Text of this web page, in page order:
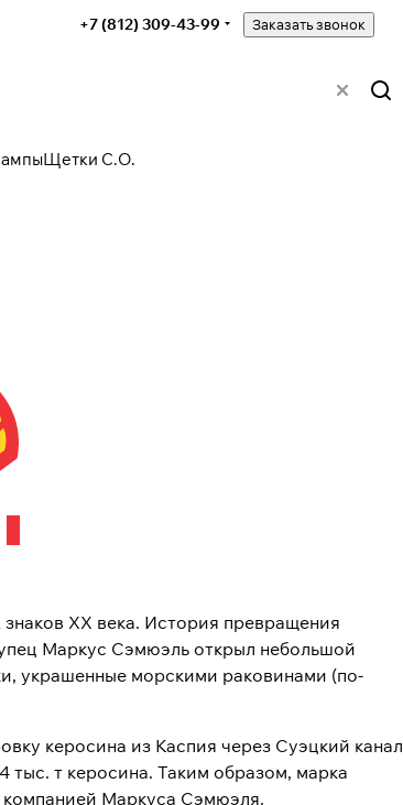
+7 (812) 309-43-99 Заказать звонок
Щетки С.О.
XX века. История превращения
Маркус Сэмюэль открыл небольшой
украшенные морскими раковинами (по-
керосина из Каспия через Суэцкий канал
тыс. т керосина. Таким образом, марка
компанией Маркуса Сэмюэля.